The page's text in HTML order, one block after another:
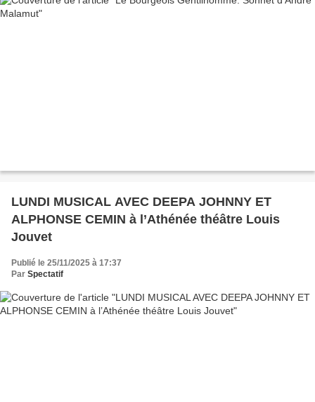
LUNDI MUSICAL AVEC DEEPA JOHNNY ET
ALPHONSE CEMIN à l’Athénée théâtre Louis
Jouvet
Publié le 25/11/2025 à 17:37
Par Spectatif